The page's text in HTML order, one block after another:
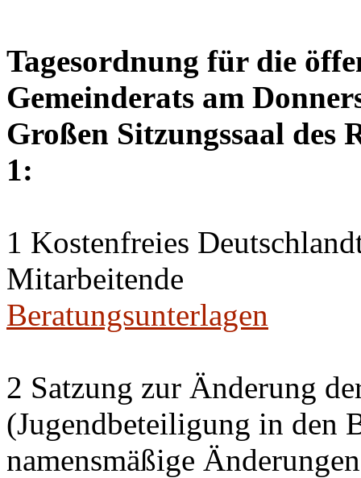
Tagesordnung für die
Gemeinderats am
Großen Sitzungssaal des
1:
1 Kostenfreies
Mitarbeitende
Beratungsunterlagen
2 Satzung zur Änderung
(Jugendbeteiligung in den
namensmäßige